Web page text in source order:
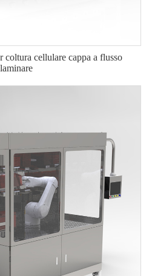
coltura cellulare cappa a flusso
laminare